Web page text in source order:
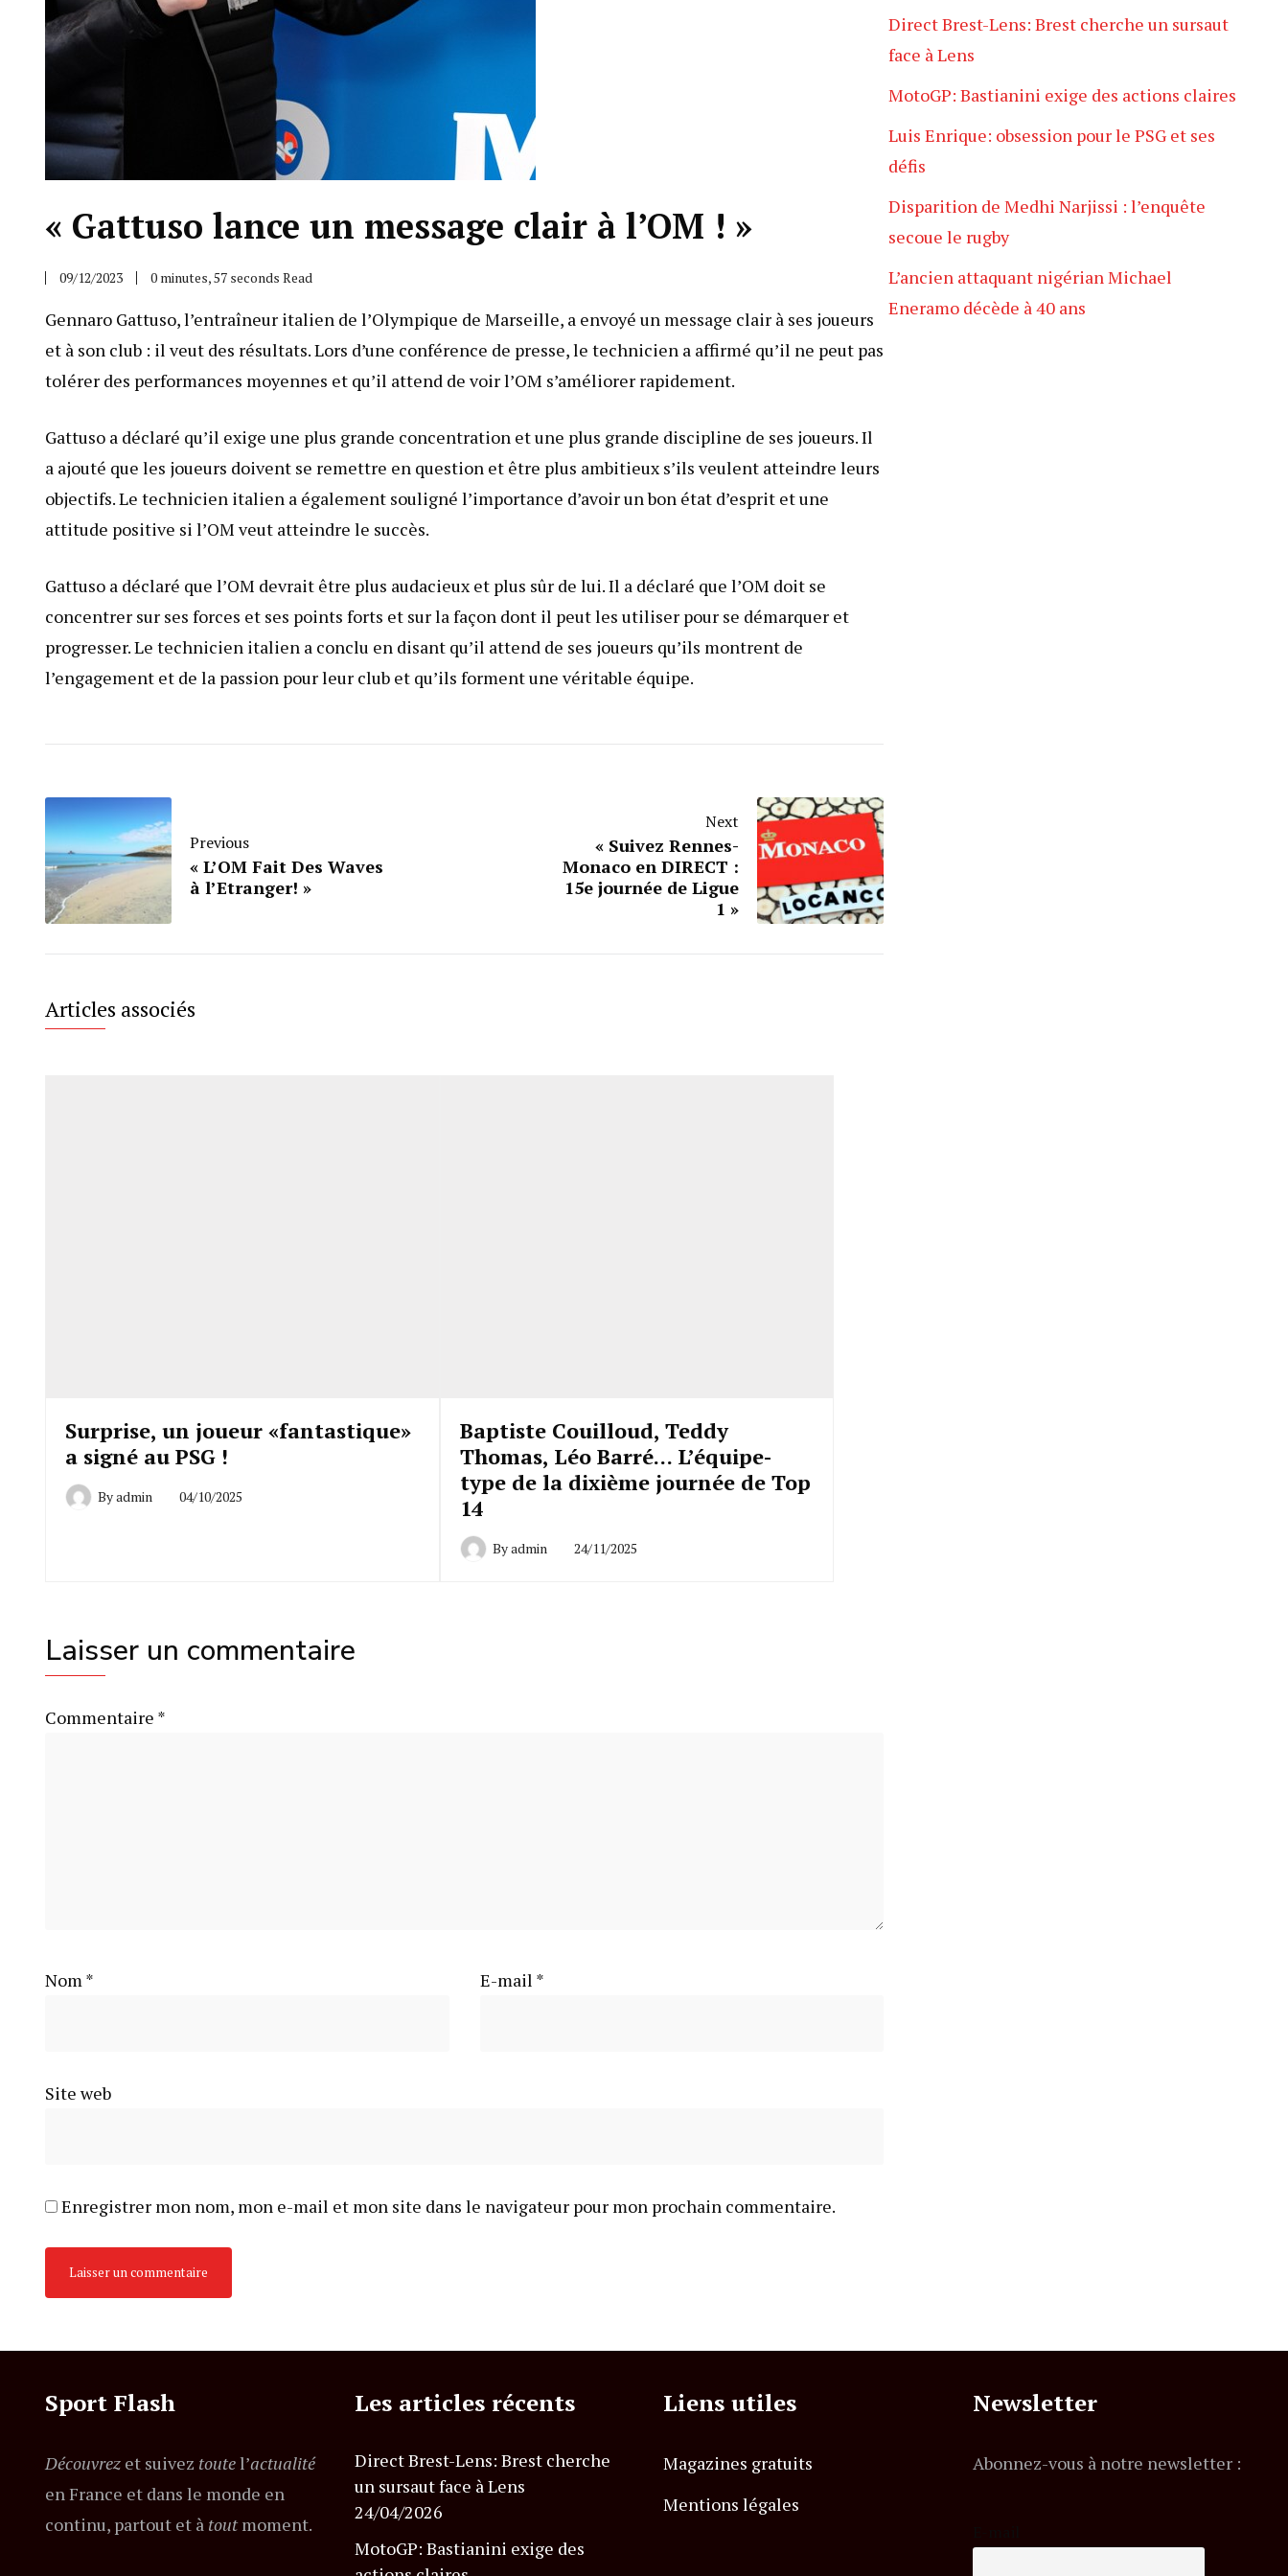
« Gattuso lance un message clair à l’OM ! »
09/12/2023 0 minutes, 57 seconds Read
Gennaro Gattuso, l’entraîneur italien de l’Olympique de Marseille, a envoyé un message clair à ses joueurs
et à son club : il veut des résultats. Lors d’une conférence de presse, le technicien a affirmé qu’il ne peut pas
tolérer des performances moyennes et qu’il attend de voir l’OM s’améliorer rapidement.
Gattuso a déclaré qu’il exige une plus grande concentration et une plus grande discipline de ses joueurs. Il
a ajouté que les joueurs doivent se remettre en question et être plus ambitieux s’ils veulent atteindre leurs
objectifs. Le technicien italien a également souligné l’importance d’avoir un bon état d’esprit et une
attitude positive si l’OM veut atteindre le succès.
Gattuso a déclaré que l’OM devrait être plus audacieux et plus sûr de lui. Il a déclaré que l’OM doit se
concentrer sur ses forces et ses points forts et sur la façon dont il peut les utiliser pour se démarquer et
progresser. Le technicien italien a conclu en disant qu’il attend de ses joueurs qu’ils montrent de
l’engagement et de la passion pour leur club et qu’ils forment une véritable équipe.
Previous
« L’OM Fait Des Waves
à l’Etranger! »
Next
« Suivez Rennes-
Monaco en DIRECT :
15e journée de Ligue
1 »
Articles associés
Surprise, un joueur «fantastique»
a signé au PSG !
Byadmin 04/10/2025
Baptiste Couilloud, Teddy
Thomas, Léo Barré… L’équipe-
type de la dixième journée de Top
14
Byadmin 24/11/2025
Laisser un commentaire
Commentaire *
Nom* E-mail *
Site web
Enregistrer mon nom, mon e-mail et mon site dans le navigateur pour mon prochain commentaire.
Direct Brest-Lens: Brest cherche un sursaut
face à Lens
MotoGP: Bastianini exige des actions claires
Luis Enrique: obsession pour le PSG et ses
défis
Disparition de Medhi Narjissi : l’enquête
secoue le rugby
L’ancien attaquant nigérian Michael
Eneramo décède à 40 ans
Sport Flash
Découvrez et suivez toutel’actualité
en France et dans le monde en
continu, partout et à toutmoment.
Les articles récents
Direct Brest-Lens: Brest cherche
un sursaut face à Lens
24/04/2026
MotoGP: Bastianini exige des
Liens utiles
Magazines gratuits
Mentions légales
Newsletter
Abonnez-vous à notre newsletter :